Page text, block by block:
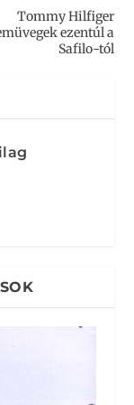
Tommy Hilfiger
ezentúl a
Safilo-tól